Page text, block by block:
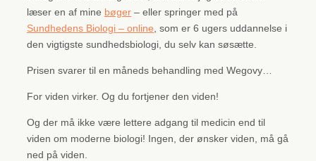
læser en af mine bøger – eller springer med på
Sundhedens Biologi – online , som er 6 ugers uddannelse i
den vigtigste sundhedsbiologi, du selv kan søsætte.
Prisen svarer til en måneds behandling med Wegovy…
For viden virker. Og du fortjener den viden!
Og der må ikke være lettere adgang til medicin end til
viden om moderne biologi! Ingen, der ønsker viden, må gå
ned på viden.